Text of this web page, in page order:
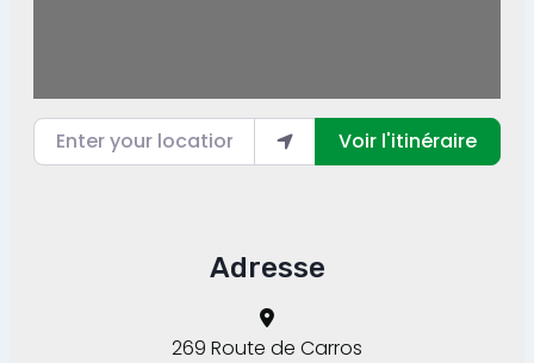
Enter your location
Voir l'itinéraire
Adresse
269 Route de Carros